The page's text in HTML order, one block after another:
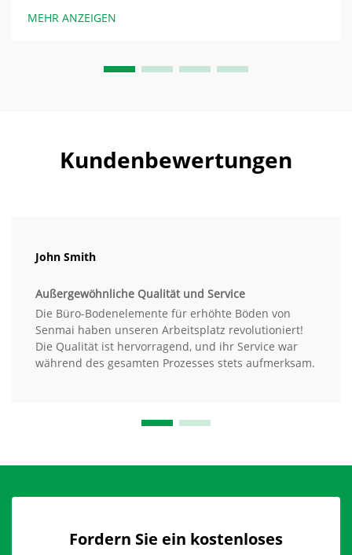
Beschreibung von Anforderungen für
MEHR ANZEIGEN
Kundenbewertungen
John Smith
Außergewöhnliche Qualität und Service
Die Büro-Bodenelemente für erhöhte Böden von
Senmai haben unseren Arbeitsplatz revolutioniert!
Die Qualität ist hervorragend, und ihr Service war
während des gesamten Prozesses stets aufmerksam.
Fordern Sie ein kostenloses